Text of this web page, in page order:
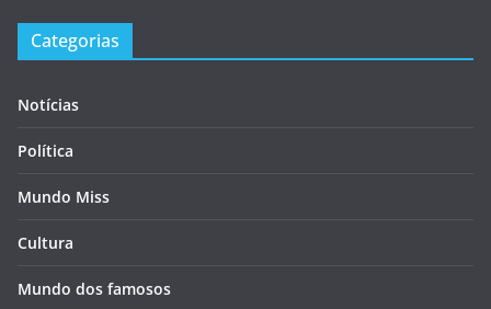
Categorias
Notícias
Política
Mundo Miss
Cultura
Mundo dos famosos